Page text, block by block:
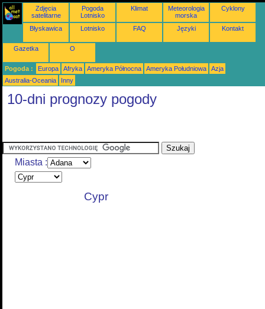
Zdjęcia
satelitarne
Pogoda
Lotnisko
Klimat
Meteorologia
morska
Cyklony
Błyskawica Lotnisko FAQ Języki Kontakt
Gazetka O
Pogoda : Europa Afryka Ameryka Północna Ameryka Południowa
Azja
Australia-Oceania
Inny
10-dni prognozy pogody
Miasta :
Cypr